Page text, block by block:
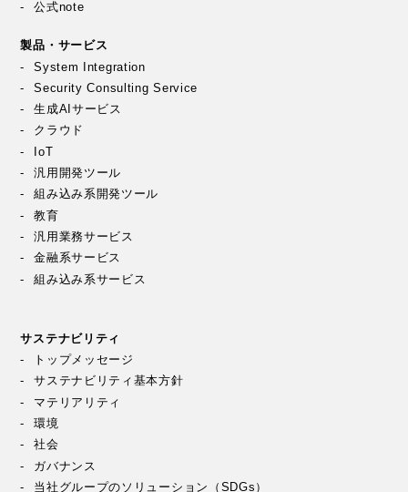
公式note
製品・サービス
System Integration
Security Consulting Service
生成AIサービス
クラウド
IoT
汎用開発ツール
組み込み系開発ツール
教育
汎用業務サービス
金融系サービス
組み込み系サービス
サステナビリティ
トップメッセージ
サステナビリティ基本方針
マテリアリティ
環境
社会
ガバナンス
当社グループのソリューション（SDGs）